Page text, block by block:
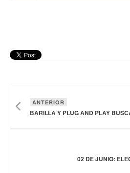
ANTERIOR
02 DE JUNIO: